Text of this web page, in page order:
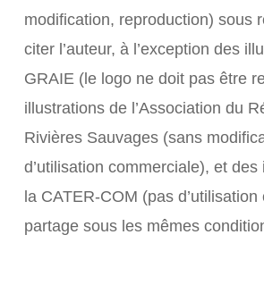
modification, reproduction) sous
citer l’auteur, à l’exception des
GRAIE (le logo ne doit pas être
illustrations de l’Association du
Rivières Sauvages (sans
d’utilisation commerciale), et
la CATER-COM (pas
partage sous les mêmes